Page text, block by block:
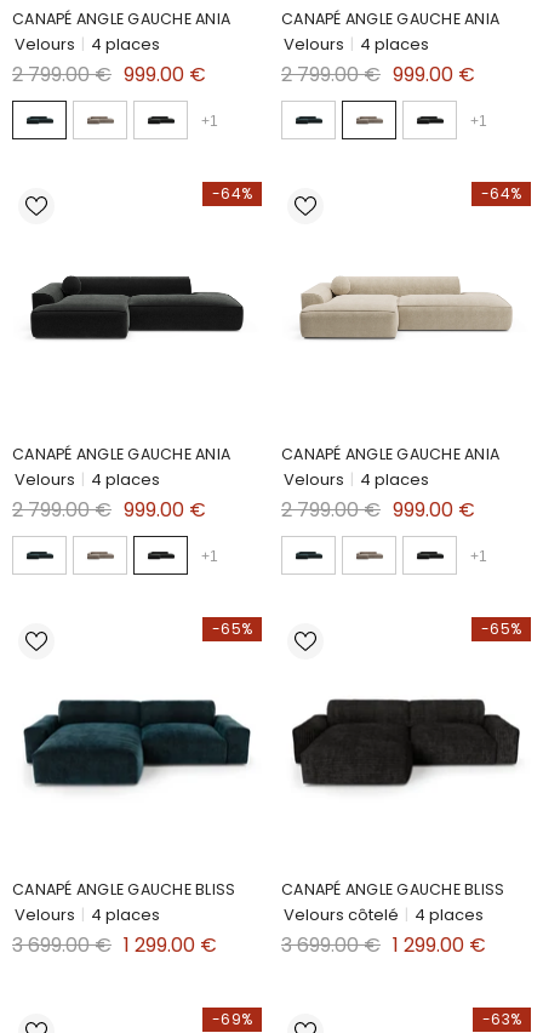
CANAPÉ ANGLE GAUCHE ANIA
Velours | 4 places
2 799.00 € 999.00 €
+1
CANAPÉ ANGLE GAUCHE ANIA
Velours | 4 places
2 799.00 € 999.00 €
+1
-64%
CANAPÉ ANGLE GAUCHE ANIA
Velours | 4 places
2 799.00 € 999.00 €
+1
-64%
CANAPÉ ANGLE GAUCHE ANIA
Velours | 4 places
2 799.00 € 999.00 €
+1
-65%
CANAPÉ ANGLE GAUCHE BLISS
Velours | 4 places
3 699.00 € 1 299.00 €
-65%
CANAPÉ ANGLE GAUCHE BLISS
Velours côtelé | 4 places
3 699.00 € 1 299.00 €
-69% -63%